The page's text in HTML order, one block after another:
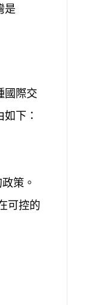
是
國際交
下：
策。
可控的